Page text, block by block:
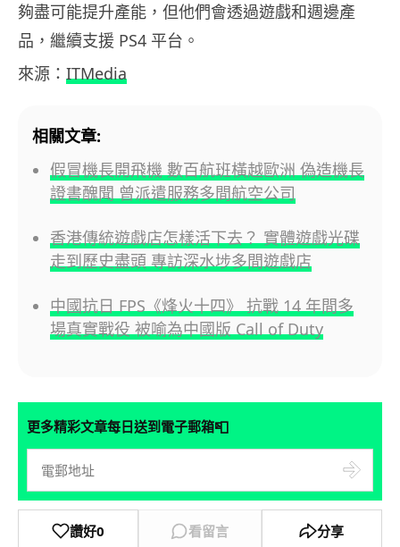
夠盡可能提升產能，但他們會透過遊戲和週邊產
品，繼續支援 PS4 平台。
來源： ITMedia
相關文章:
假冒機長開飛機 數百航班橫越歐洲 偽造機長
證書醜聞 曾派遣服務多間航空公司
香港傳統遊戲店怎樣活下去？ 實體遊戲光碟
走到歷史盡頭 專訪深水埗多間遊戲店
中國抗日 FPS《烽火十四》 抗戰 14 年間多
場真實戰役 被喻為中國版 Call of Duty
更多精彩文章每日送到電子郵箱📮
讚好0 看留言 分享